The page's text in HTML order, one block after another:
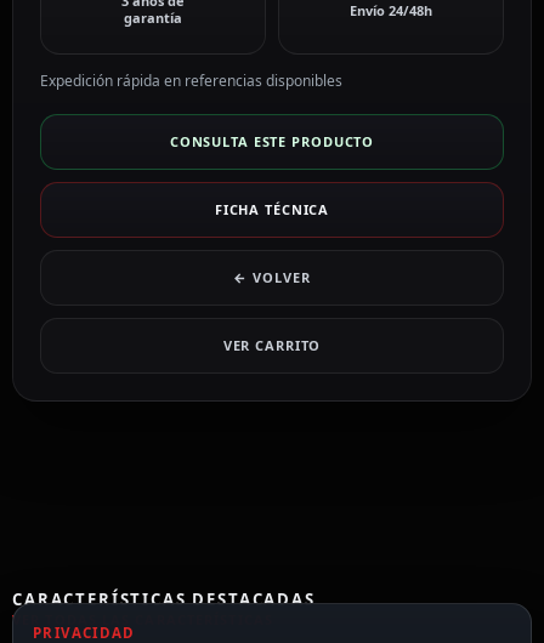
garantía
Envío 24/48h
Expedición rápida en referencias disponibles
CONSULTA ESTE PRODUCTO
FICHA TÉCNICA
← VOLVER
VER CARRITO
CARACTERÍSTICAS DESTACADAS
VER TODAS LAS CARACTERÍSTICAS
PRIVACIDAD